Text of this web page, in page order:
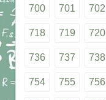
700 701 702
718 719 720
736 737 738
754 755 756